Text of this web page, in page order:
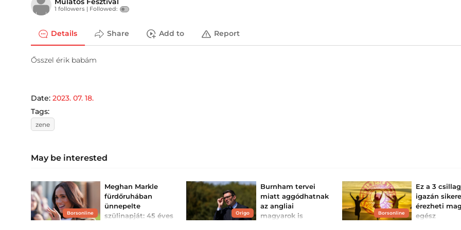
1 followers | Followed:
Details Share Add to Report
Ősszel érik babám
Date: 2023. 07. 18.
Tags:
zene
May be interested
Borsonline
Meghan Markle
fürdőruhában
ünnepelte
szülinapját: 45 éves
Origo
Burnham tervei
miatt aggódhatnak
az angliai
magyarok is
Borsonline
Ez a 3
igazán
érezheti
egész